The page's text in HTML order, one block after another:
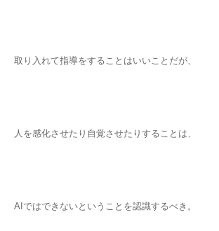
取り入れて指導をすることはいいことだが、
人を感化させたり自覚させたりすることは、
AIではできないということを認識するべき。